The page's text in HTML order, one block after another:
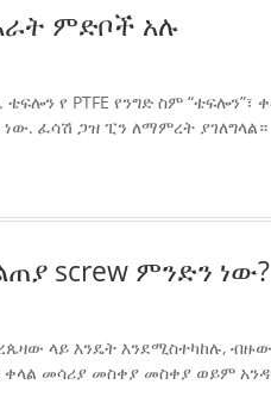
ምድቦች አሉ
የ PTFE የንግድ ስም “ቴፍሎን”፣
ፈሳሽ ጋዝ ፒን ለማምረት ያገለግላል።
screw ምንድን ነው?
ላይ እንዴት እንደሚስተካከሉ,
መሳሪያ መስቀያ መስቀያ ወይም